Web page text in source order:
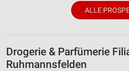
ALLE
Drogerie & Parfümerie
Ruhmannsfelden